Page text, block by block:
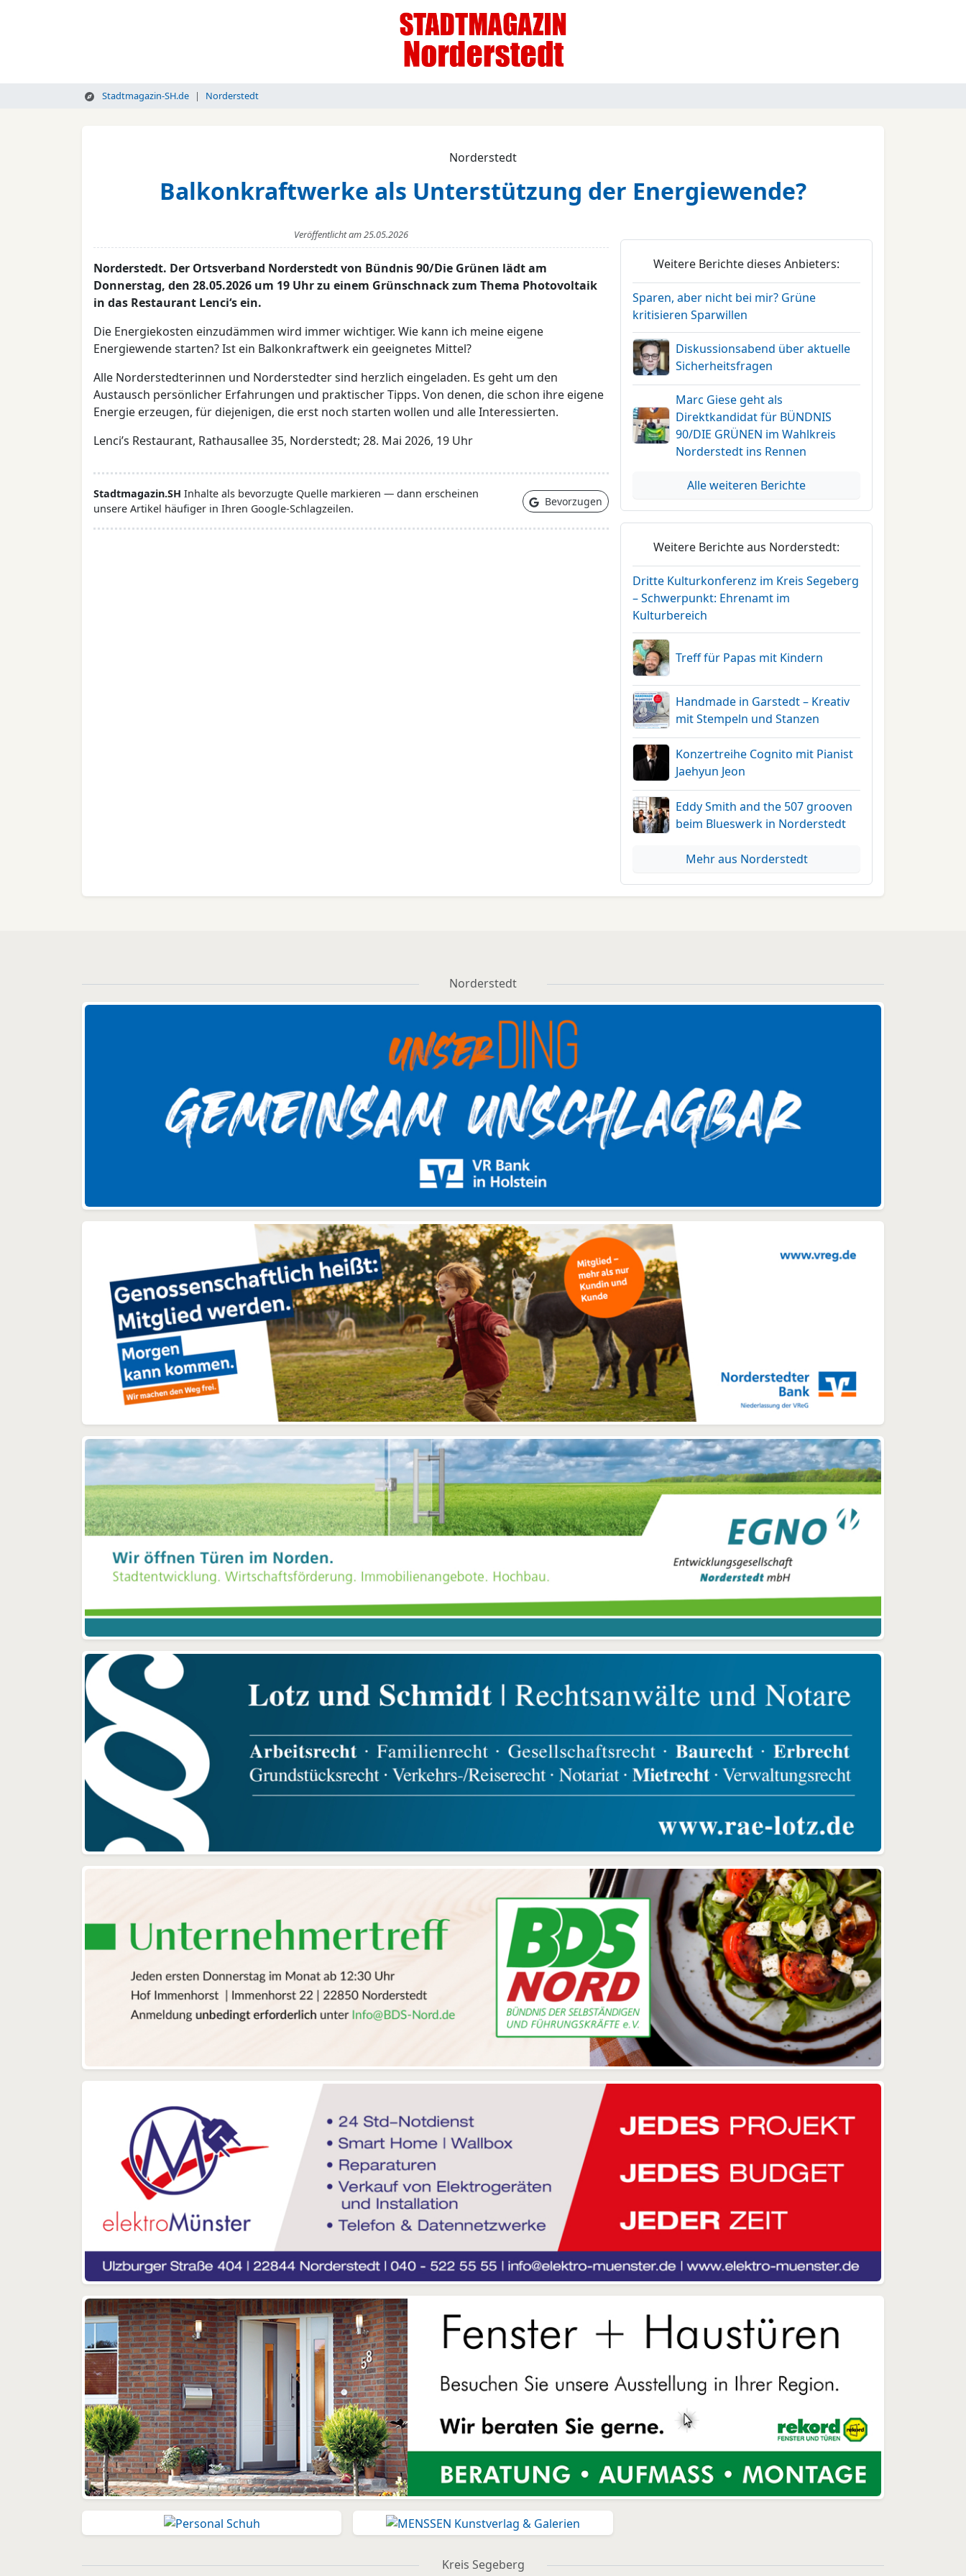
Stadtmagazin-SH.de Norderstedt
Norderstedt
Balkonkraftwerke als Unterstützung der Energiewende?
Veröffentlicht am25.05.2026
Norderstedt. Der Ortsverband Norderstedt von Bündnis 90/Die Grünen lädt am
Donnerstag, den 28.05.2026 um 19 Uhr zu einem Grünschnack zum Thema Photovoltaik
in das Restaurant Lenci‘s ein.
Die Energiekosten einzudämmen wird immer wichtiger. Wie kann ich meine eigene
Energiewende starten? Ist ein Balkonkraftwerk ein geeignetes Mittel?
Alle Norderstedterinnen und Norderstedter sind herzlich eingeladen. Es geht um den
Austausch persönlicher Erfahrungen und praktischer Tipps. Von denen, die schon ihre eigene
Energie erzeugen, für diejenigen, die erst noch starten wollen und alle Interessierten.
Lenci’s Restaurant, Rathausallee 35, Norderstedt; 28. Mai 2026, 19 Uhr
Stadtmagazin.SH Inhalte als bevorzugte Quelle markieren — dann erscheinen
unsere Artikel häufiger in Ihren Google-Schlagzeilen.
Bevorzugen
Weitere Berichte dieses Anbieters:
Sparen, aber nicht bei mir? Grüne
kritisieren Sparwillen
Diskussionsabend über aktuelle
Sicherheitsfragen
Marc Giese geht als
Direktkandidat für BÜNDNIS
90/DIE GRÜNEN im Wahlkreis
Norderstedt ins Rennen
Alle weiteren Berichte
Weitere Berichte aus Norderstedt:
Dritte Kulturkonferenz im Kreis Segeberg
– Schwerpunkt: Ehrenamt im
Kulturbereich
Treff für Papas mit Kindern
Handmade in Garstedt – Kreativ
mit Stempeln und Stanzen
Konzertreihe Cognito mit Pianist
Jaehyun Jeon
Eddy Smith and the 507 grooven
beim Blueswerk in Norderstedt
Mehr aus Norderstedt
Norderstedt
Kreis Segeberg